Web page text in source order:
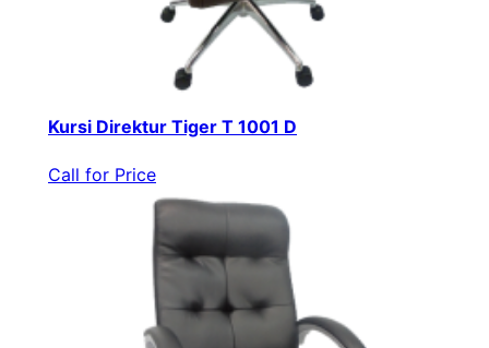
Kursi Direktur Tiger T 1001 D
Call for Price